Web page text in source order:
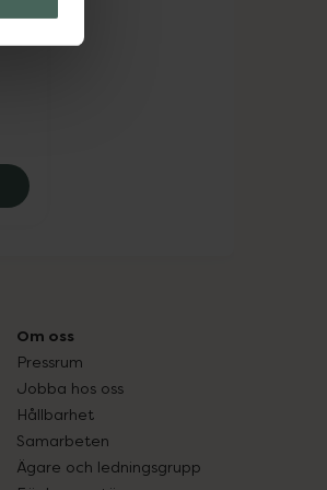
Heel Repair, 76 kr.
Om oss
Pressrum
Jobba hos oss
Hållbarhet
Samarbeten
Ägare och ledningsgrupp